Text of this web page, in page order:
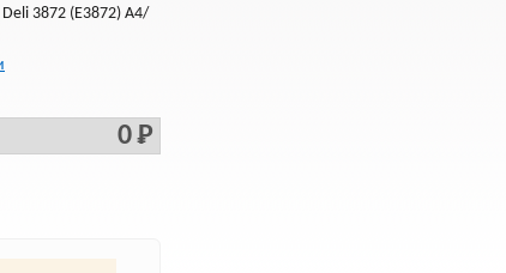
3872 (E3872) A4/
0 Р